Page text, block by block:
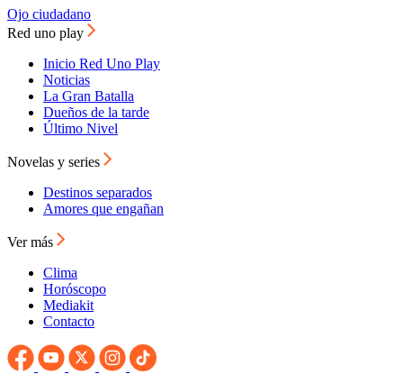
Ojo ciudadano
Red uno play
Inicio Red Uno Play
Noticias
La Gran Batalla
Dueños de la tarde
Último Nivel
Novelas y series
Destinos separados
Amores que engañan
Ver más
Clima
Horóscopo
Mediakit
Contacto